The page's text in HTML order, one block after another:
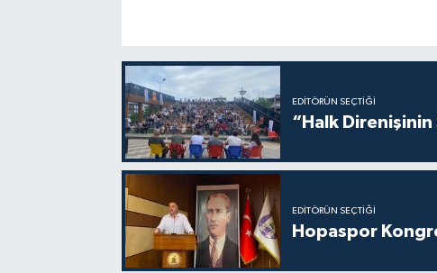
EDITÖRÜN SEÇTIĞI
“Halk
EDITÖRÜN SEÇTIĞI
Hopaspor